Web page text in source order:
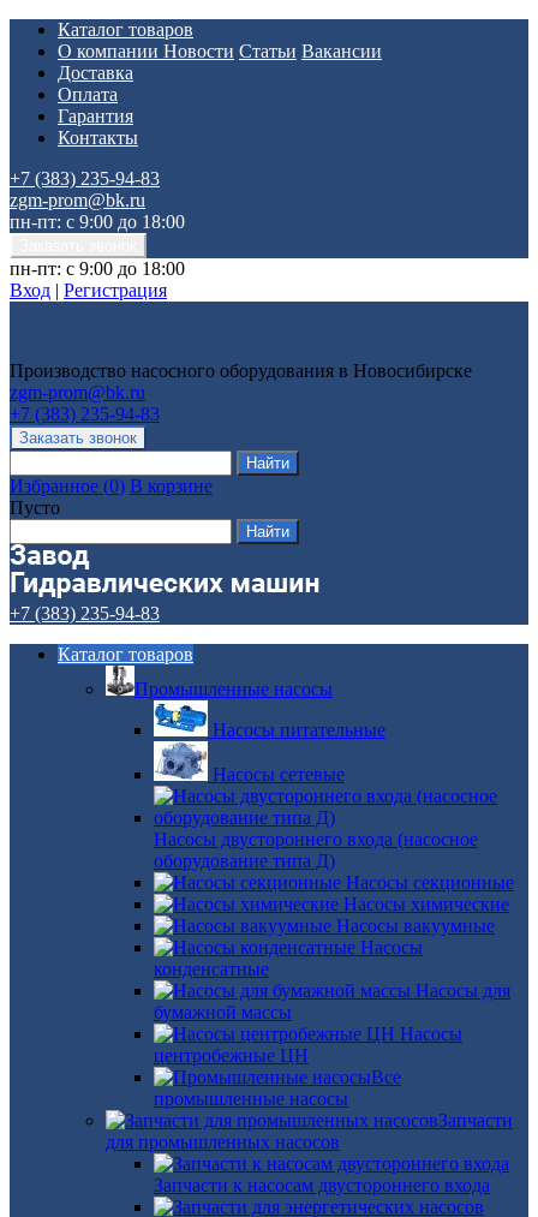
Каталог товаров
О компании Новости Статьи Вакансии
Доставка
Оплата
Гарантия
Контакты
+7 (383) 235-94-83
zgm-prom@bk.ru
пн-пт: с 9:00 до 18:00
пн-пт: с 9:00 до 18:00
Вход | Регистрация
Производство насосного оборудования в Новосибирске
zgm-prom@bk.ru
+7 (383) 235-94-83
Избранное (0) В корзине
Пусто
+7 (383) 235-94-83
Каталог товаров
Промышленные насосы
Насосы питательные
Насосы сетевые
Насосы двустороннего входа (насосное
оборудование типа Д)
Насосы секционные
Насосы химические
Насосы вакуумные
Насосы
конденсатные
Насосы для
бумажной массы
Насосы
центробежные ЦН
Все
промышленные насосы
Запчасти
для промышленных насосов
Запчасти к насосам двустороннего входа